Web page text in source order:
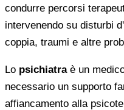
condurre percorsi
intervenendo su disturbi
coppia, traumi e altre
Lo psichiatraè un
necessario un supporto
affiancamento alla